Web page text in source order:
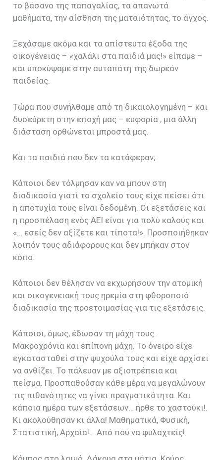
το βάσανο της παπαγαλίας, τα απανωτά
μαθήματα, την αίσθηση της ματαιότητας, το άγχος.
Ξεχάσαμε ακόμα και τα απίστευτα έξοδα της
οικογένειας – «χαλάλι στα παιδιά μας!» είπαμε –
και υποκύψαμε στην αυταπάτη της δωρεάν
παιδείας.
Τώρα που συνήλθαμε από τη δικαιολογημένη – και
δυσεύρετη στην εποχή μας – ευφορία , μια άλλη
διάσταση ορθώνεται μπροστά μας.
Και τα παιδιά που δεν τα κατάφεραν;
Κάποιοι δεν τόλμησαν καν να μπουν στη
διαδικασία γιατί το σχολείο τους είχε πείσει ότι
η αποτυχία τους είναι δεδομένη. Οι εξετάσεις και
η προσπέλαση ενός ΑΕΙ είναι για πολύ καλούς και
«… εσείς δεν αξίζετε και τίποτα!». Προσποιήθηκαν
λοιπόν τους αδιάφορους και δεν μπήκαν στον
κόπο.
Κάποιοι δεν θέλησαν να εκχωρήσουν την ατομική
και οικογενειακή τους ηρεμία στη φθοροποιό
διαδικασία της προετοιμασίας για τις εξετάσεις.
Κάποιοι, όμως, έδωσαν τη μάχη τους.
Μακροχρόνια και επίπονη μάχη. Το όνειρο είχε
εγκατασταθεί στην ψυχούλα τους και είχε αρχίσει
να ανθίζει. Το πάλευαν με αξιοπρέπεια και
πείσμα. Προσπαθούσαν κάθε μέρα να μεγαλώνουν
τις πιθανότητες να γίνει πραγματικότητα. Και
κάποια ημέρα των εξετάσεων… ήρθε το χαστούκι!.
Κι ακολούθησαν κι άλλα! Μαθηματικά, Φυσική,
Στατιστική, Αρχαία!… Από πού να φυλαχτείς!